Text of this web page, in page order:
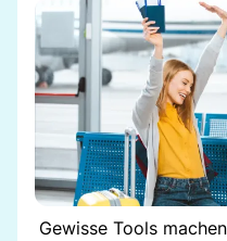
Gewisse Tools